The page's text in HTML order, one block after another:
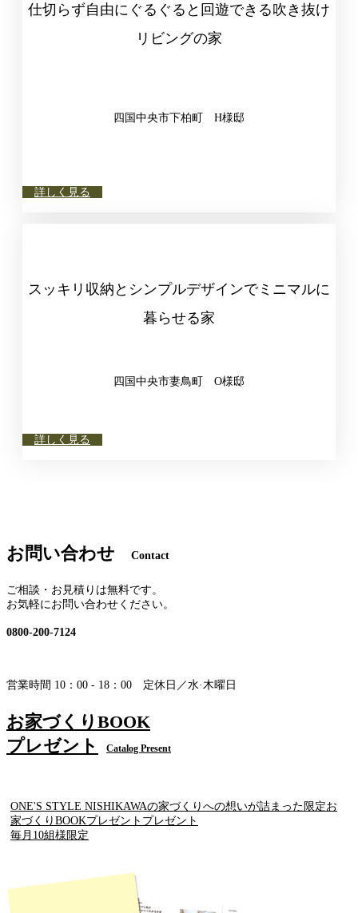
仕切らず自由にぐるぐると回遊できる吹き抜け
リビングの家
四国中央市下柏町 H様邸
詳しく見る
スッキリ収納とシンプルデザインでミニマルに
暮らせる家
四国中央市妻鳥町 O様邸
詳しく見る
お問い合わせ Contact
ご相談・お見積りは無料です。
お気軽にお問い合わせください。
0800-200-7124
営業時間 10：00 - 18：00 定休日／水·木曜日
お家づくりBOOK
プレゼント
Catalog Present
ONE'S STYLE NISHIKAWAの家づくりへの想いが詰まった限定お
家づくりBOOKプレゼントプレゼント
毎月10組様限定